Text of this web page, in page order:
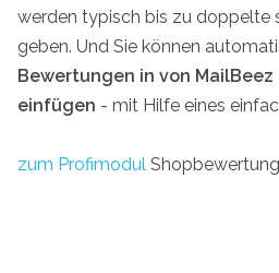
werden typisch bis zu doppelte
geben. Und Sie können
Bewertungen in von
einfügen - mit Hilfe eines
zum Profimodul